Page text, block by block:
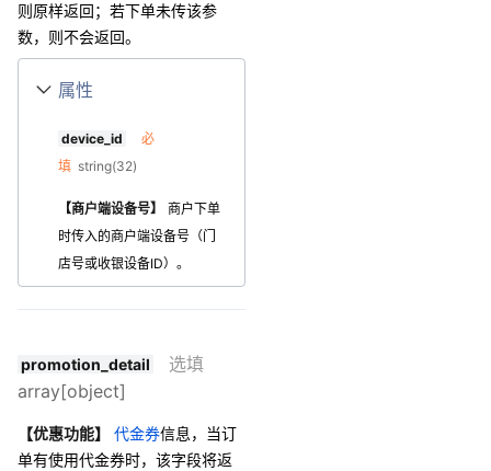
则原样返回；若下单未传该参
数，则不会返回。
属性
device_id
必
填 string(32)
【商户端设备号】
商户下单
时传入的商户端设备号（门
店号或收银设备ID）。
promotion_detail
选填
array[object]
【优惠功能】 代金券信息，当订
单有使用代金券时，该字段将返